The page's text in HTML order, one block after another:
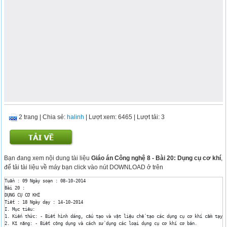
2 trang |Chia sẻ: halinh | Lượt xem: 6465 | Lượt tải: 3
Bạn đang xem nội dung tài liệuGiáo án Công nghệ 8 - Bài 20: Dụng cụ cơ khí
để tải tài liệu về máy bạn click vào nút DOWNLOAD ở trên
Tuần : 09 Ngày soạn : 08-10-2014
Bài 20 :
DỤNG CỤ CƠ KHÍ
Tiết : 18 Ngày dạy : 14-10-2014
I. Mục tiêu:
1. Kiến thức: - Biết hình dáng, cấu tạo và vật liệu chế tạo các dụng cụ cơ khí cầm tạy
2. Kĩ năng: - Biết công dụng và cách sử dụng các loại dụng cụ cơ khí cơ bản.